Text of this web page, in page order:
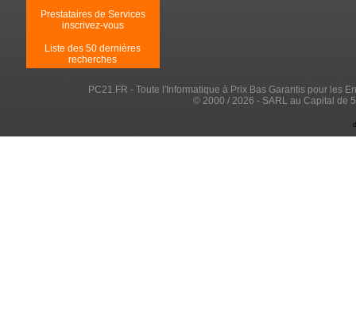
Prestataires de Services
inscrivez-vous
Liste des 50 dernières
recherches
PC21.FR - Toute l'Informatique à Prix Bas Garantis pour les
© 2000 / 2026 - SARL au Capital de